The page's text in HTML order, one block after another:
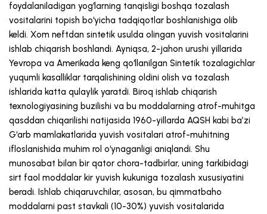
foydalaniladigan yog‘larning tanqisligi boshqa tozalash
vositalarini topish bo‘yicha tadqiqotlar boshlanishiga olib
keldi. Xom neftdan sintetik usulda olingan yuvish vositalarini
ishlab chiqarish boshlandi. Ayniqsa, 2-jahon urushi yillarida
Yevropa va Amerikada keng qoʻllanilgan Sintetik tozalagichlar
yuqumli kasalliklar tarqalishining oldini olish va tozalash
ishlarida katta qulaylik yaratdi. Biroq ishlab chiqarish
texnologiyasining buzilishi va bu moddalarning atrof-muhitga
qasddan chiqarilishi natijasida 1960-yillarda AQSH kabi baʼzi
Gʻarb mamlakatlarida yuvish vositalari atrof-muhitning
ifloslanishida muhim rol oʻynaganligi aniqlandi. Shu
munosabat bilan bir qator chora-tadbirlar, uning tarkibidagi
sirt faol moddalar kir yuvish kukuniga tozalash xususiyatini
beradi. Ishlab chiqaruvchilar, asosan, bu qimmatbaho
moddalarni past stavkali (10-30%) yuvish vositalarida